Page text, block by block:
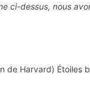
ci-dessus, nous
de Harvard) Étoiles